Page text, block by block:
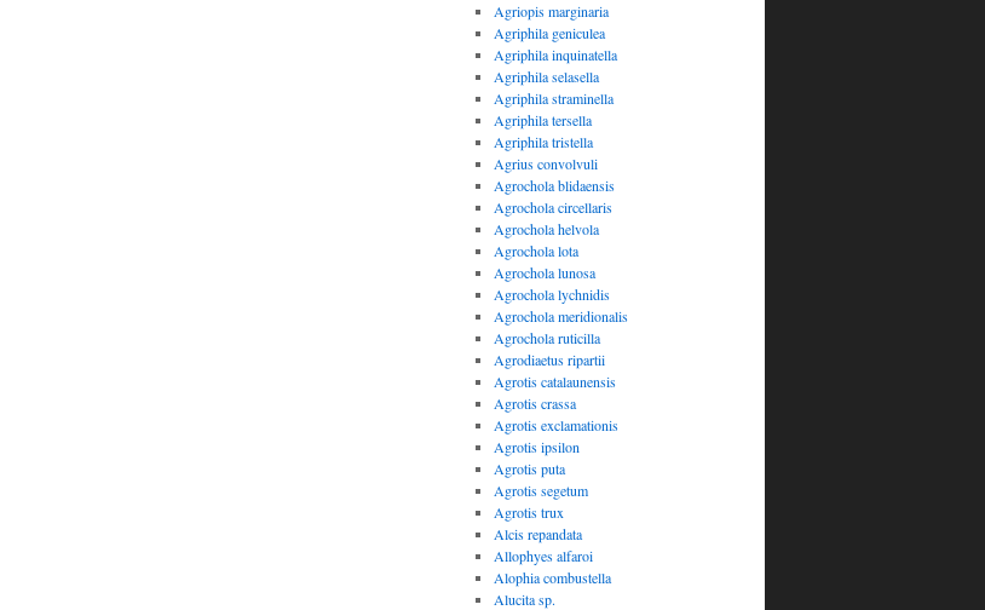
Agriopis marginaria
Agriphila geniculea
Agriphila inquinatella
Agriphila selasella
Agriphila straminella
Agriphila tersella
Agriphila tristella
Agrius convolvuli
Agrochola blidaensis
Agrochola circellaris
Agrochola helvola
Agrochola lota
Agrochola lunosa
Agrochola lychnidis
Agrochola meridionalis
Agrochola ruticilla
Agrodiaetus ripartii
Agrotis catalaunensis
Agrotis crassa
Agrotis exclamationis
Agrotis ipsilon
Agrotis puta
Agrotis segetum
Agrotis trux
Alcis repandata
Allophyes alfaroi
Alophia combustella
Alucita sp.